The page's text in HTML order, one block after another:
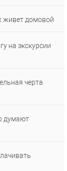
живет домовой
на экскурсии
черта
думают